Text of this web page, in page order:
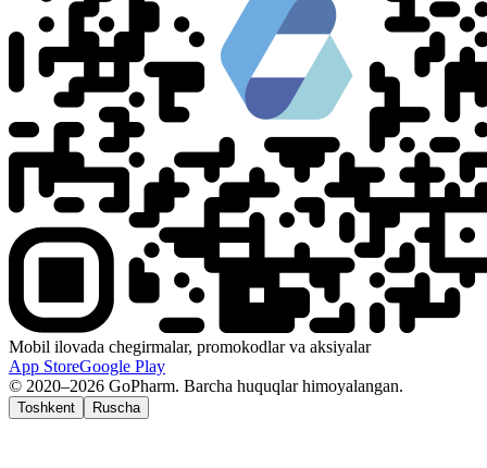
Mobil ilovada chegirmalar, promokodlar va aksiyalar
App StoreGoogle Play
© 2020–2026 GoPharm. Barcha huquqlar himoyalangan.
Toshkent Ruscha